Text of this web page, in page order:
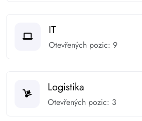
IT
Otevřených pozic: 9
Logistika
Otevřených pozic: 3